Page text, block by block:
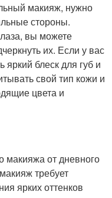
макияж, нужно
стороны.
вы можете
их. Если у вас
блеск для губ и
свой тип кожи и
цвета и
макияжа от дневного
требует
ярких оттенков